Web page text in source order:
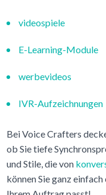
videospiele
E-Learning-Module
werbevideos
IVR-Aufzeichnungen
Bei Voice Crafters
ob Sie tiefe
und Stile, die von
können Sie ganz